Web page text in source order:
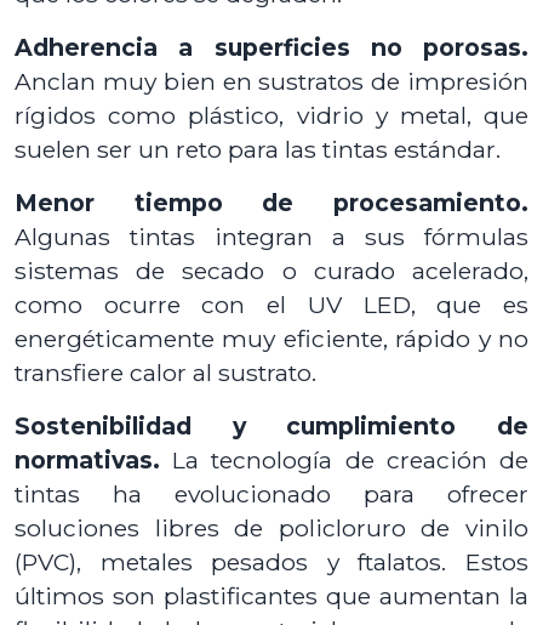
Adherencia a superficies no porosas.
Anclan muy bien en sustratos de impresión
rígidos como plástico, vidrio y metal, que
suelen ser un reto para las tintas estándar.
Menor tiempo de procesamiento.
Algunas tintas integran a sus fórmulas
sistemas de secado o curado acelerado,
como ocurre con el UV LED, que es
energéticamente muy eficiente, rápido y no
transfiere calor al sustrato.
Sostenibilidad y cumplimiento de
normativas. La tecnología de creación de
tintas ha evolucionado para ofrecer
soluciones libres de policloruro de vinilo
(PVC), metales pesados y ftalatos. Estos
últimos son plastificantes que aumentan la